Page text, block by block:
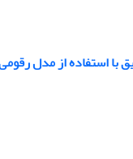
با استفاده از مدل